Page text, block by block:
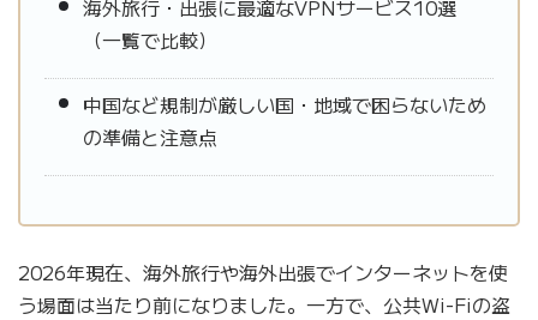
海外旅行・出張に最適なVPNサービス10選
（一覧で比較）
中国など規制が厳しい国・地域で困らないため
の準備と注意点
2026年現在、海外旅行や海外出張でインターネットを使
う場面は当たり前になりました。一方で、公共Wi-Fiの盗